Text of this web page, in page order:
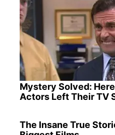
Mystery Solved:
Actors Left Their TV
The Insane True